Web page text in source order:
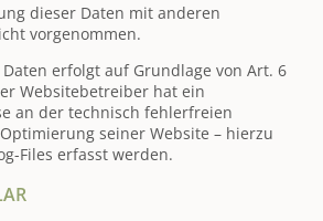
dieser Daten mit anderen
vorgenommen.
erfolgt auf Grundlage von Art. 6
Websitebetreiber hat ein
an der technisch fehlerfreien
seiner Website – hierzu
Files erfasst werden.